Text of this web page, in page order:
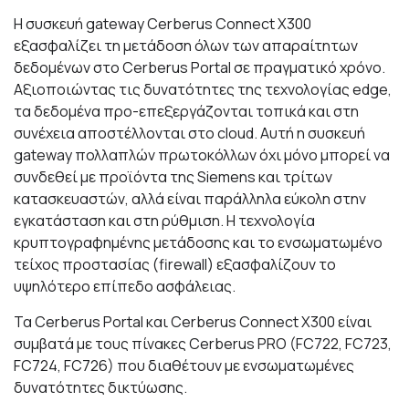
Η συσκευή gateway Cerberus Connect X300
εξασφαλίζει τη μετάδοση όλων των απαραίτητων
δεδομένων στο Cerberus Portal σε πραγματικό χρόνο.
Αξιοποιώντας τις δυνατότητες της τεχνολογίας edge,
τα δεδομένα προ-επεξεργάζονται τοπικά και στη
συνέχεια αποστέλλονται στο cloud. Αυτή η συσκευή
gateway πολλαπλών πρωτοκόλλων όχι μόνο μπορεί να
συνδεθεί με προϊόντα της Siemens και τρίτων
κατασκευαστών, αλλά είναι παράλληλα εύκολη στην
εγκατάσταση και στη ρύθμιση. Η τεχνολογία
κρυπτογραφημένης μετάδοσης και το ενσωματωμένο
τείχος προστασίας (firewall) εξασφαλίζουν το
υψηλότερο επίπεδο ασφάλειας.
Τα Cerberus Portal και Cerberus Connect X300 είναι
συμβατά με τους πίνακες Cerberus PRO (FC722, FC723,
FC724, FC726) που διαθέτουν με ενσωματωμένες
δυνατότητες δικτύωσης.